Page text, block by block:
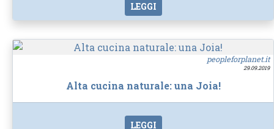
LEGGI
peopleforplanet.it
29.09.2019
Alta cucina naturale: una Joia!
LEGGI